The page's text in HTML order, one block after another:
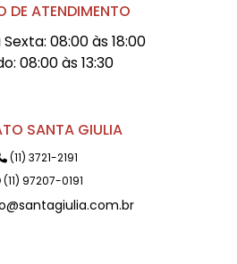
DE ATENDIMENTO
08:00 às 18:00
08:00 às 13:30
SANTA GIULIA
(11) 3721-2191
(11) 97207-0191